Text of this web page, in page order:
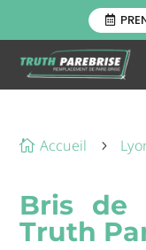
 Accueil 5
Bris de
Truth